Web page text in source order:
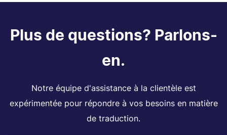
Plus de questions? Parlons-
en.
Notre équipe d'assistance à la clientèle est
expérimentée pour répondre à vos besoins en matière
de traduction.